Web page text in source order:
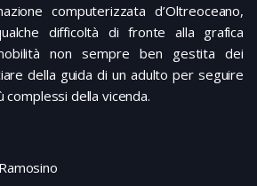
computerizzata d’Oltreoceano,
difficoltà di fronte alla grafica
non sempre ben gestita dei
della guida di un adulto per seguire
complessi della vicenda.